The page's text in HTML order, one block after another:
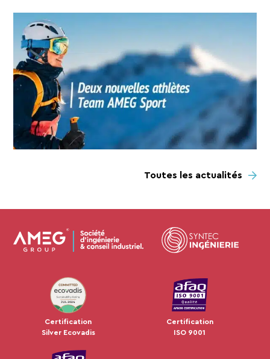
Toutes les actualités
JUL 2024
Certification
Silver Ecovadis
Certification
ISO 9001